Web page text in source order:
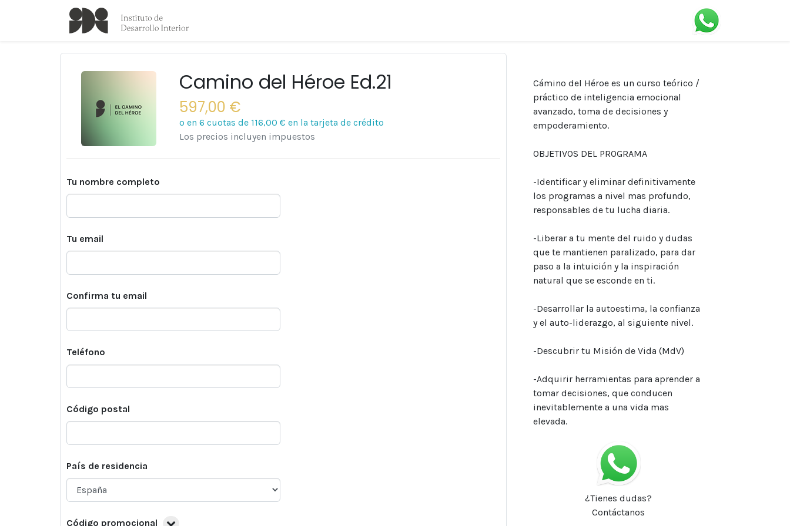
Camino del Héroe Ed.21
597,00 €
o en 6 cuotas de 116,00 € en la tarjeta de crédito
Los precios incluyen impuestos
Tu nombre completo
Tu email
Confirma tu email
Teléfono
Código postal
País de residencia
Código promocional
Cámino del Héroe es un curso teórico /
práctico de inteligencia emocional
avanzado, toma de decisiones y
empoderamiento.
OBJETIVOS DEL PROGRAMA
-Identificar y eliminar definitivamente
los programas a nivel mas profundo,
responsables de tu lucha diaria.
-Liberar a tu mente del ruido y dudas
que te mantienen paralizado, para dar
paso a la intuición y la inspiración
natural que se esconde en ti.
-Desarrollar la autoestima, la confianza
y el auto-liderazgo, al siguiente nivel.
-Descubrir tu Misión de Vida (MdV)
-Adquirir herramientas para aprender a
tomar decisiones, que conducen
inevitablemente a una vida mas
elevada.
¿Tienes dudas?
Contáctanos